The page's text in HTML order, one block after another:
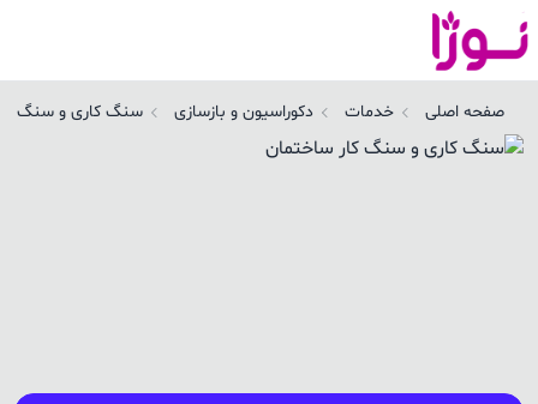
صفحه اصلی خدمات دکوراسیون و بازسازی سنگ کاری و سنگ